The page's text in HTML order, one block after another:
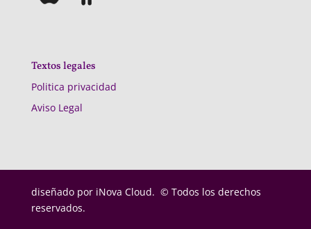
Textos legales
Politica privacidad
Aviso Legal
diseñado por iNova Cloud. © Todos los derechos
reservados.